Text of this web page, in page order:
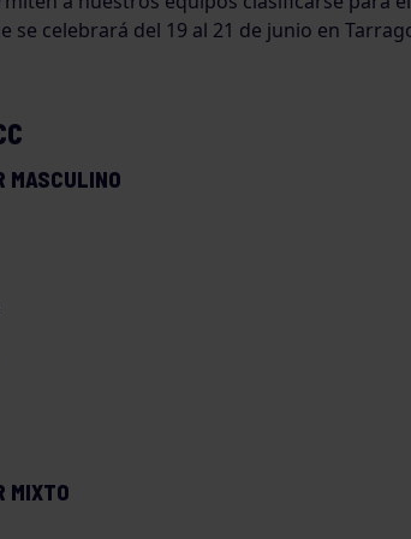
se celebrará del 19 al 21 de junio en
MASCULINO
MIXTO